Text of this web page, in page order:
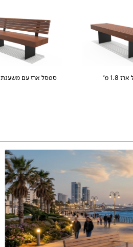
1.8 מ' ספסל ארז עם משענת 1.8 מ'